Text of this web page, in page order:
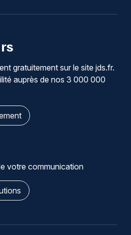
gratuitement sur le site jds.fr.
auprès de nos 3 000 000
votre communication